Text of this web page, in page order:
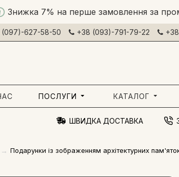
Знижка 7% на перше замовлення за
(097)-627-58-50 +38 (093)-791-79-22
ПОСЛУГИ КАТАЛОГ
ШВИДКА ДОСТАВКА
Подарунки із зображенням архітектурних